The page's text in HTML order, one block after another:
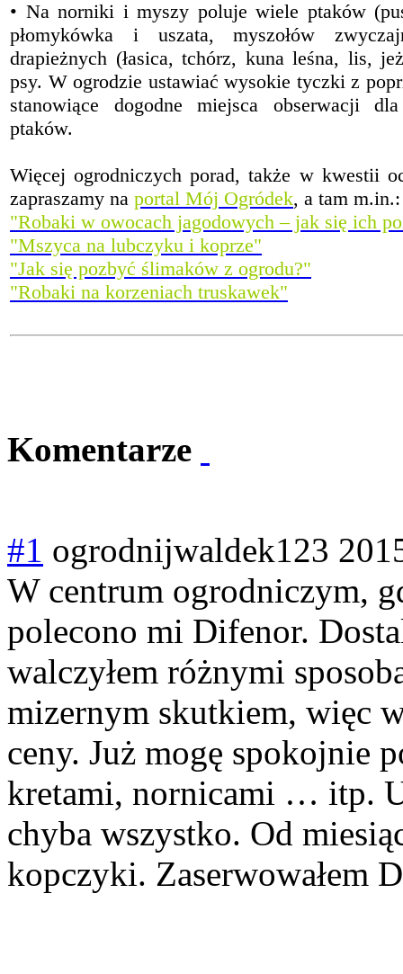
• Na norniki i myszy poluje wiele ptaków
płomykówka i uszata, myszołów
drapieżnych (łasica, tchórz, kuna leśna, lis,
psy. W ogrodzie ustawiać wysokie tyczki z
stanowiące dogodne miejsca obserwacji
ptaków.
Więcej ogrodniczych porad, także w kwestii
zapraszamy na portal Mój Ogródek, a tam m.in.:
"Robaki w owocach jagodowych – jak się ich
"Mszyca na lubczyku i koprze"
"Jak się pozbyć ślimaków z ogrodu?"
"Robaki na korzeniach truskawek"
Komentarze
#1 ogrodnijwaldek123
W centrum ogrodniczym,
polecono mi Difenor.
walczyłem różnymi
mizernym skutkiem, więc
ceny. Już mogę spokojnie
kretami, nornicami … itp. U
chyba wszystko. Od
kopczyki. Zaserwowałem